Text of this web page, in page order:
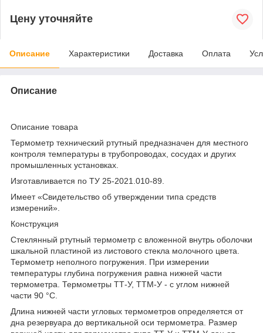
Цену уточняйте
Описание Характеристики Доставка Оплата
Описание
Описание товара
Термометр технический ртутный предназначен для местного
контроля температуры в трубопроводах, сосудах и других
промышленных установках.
Изготавливается по ТУ 25-2021.010-89.
Имеет «Свидетельство об утверждении типа средств
измерений».
Конструкция
Стеклянный ртутный термометр с вложенной внутрь оболочки
шкальной пластиной из листового стекла молочного цвета.
Термометр неполного погружения. При измерении
температуры глубина погружения равна нижней части
термометра. Термометры ТТ-У, ТТМ-У - с углом нижней
части 90 °С.
Длина нижней части угловых термометров определяется от
дна резервуара до вертикальной оси термометра. Размер